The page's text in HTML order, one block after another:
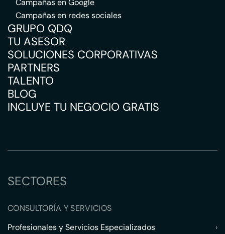
Campañas en Google
Campañas en redes sociales
GRUPO QDQ
TU ASESOR
SOLUCIONES CORPORATIVAS
PARTNERS
TALENTO
BLOG
INCLUYE TU NEGOCIO GRATIS
SECTORES
CONSULTORÍA Y SERVICIOS
Profesionales y Servicios Especializados
›